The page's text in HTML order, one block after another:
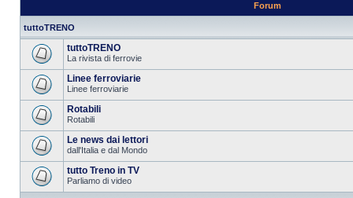
Forum
tuttoTRENO
tuttoTRENO
La rivista di ferrovie
Linee ferroviarie
Linee ferroviarie
Rotabili
Rotabili
Le news dai lettori
dall'Italia e dal Mondo
tutto Treno in TV
Parliamo di video